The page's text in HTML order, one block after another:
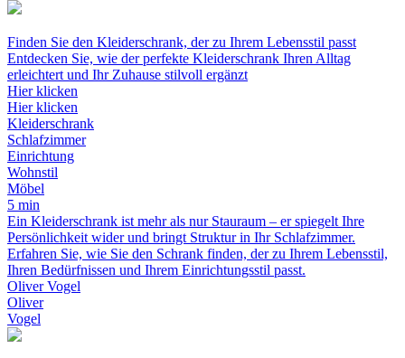
Finden Sie den Kleiderschrank, der zu Ihrem Lebensstil passt
Entdecken Sie, wie der perfekte Kleiderschrank Ihren Alltag
erleichtert und Ihr Zuhause stilvoll ergänzt
Hier klicken
Hier klicken
Kleiderschrank
Schlafzimmer
Einrichtung
Wohnstil
Möbel
5 min
Ein Kleiderschrank ist mehr als nur Stauraum – er spiegelt Ihre
Persönlichkeit wider und bringt Struktur in Ihr Schlafzimmer.
Erfahren Sie, wie Sie den Schrank finden, der zu Ihrem Lebensstil,
Ihren Bedürfnissen und Ihrem Einrichtungsstil passt.
Oliver Vogel
Oliver
Vogel